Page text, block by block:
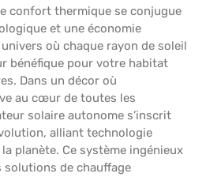
confort thermique se conjugue
et une économie
où chaque rayon de soleil
bénéfique pour votre habitat
Dans un décor où
au cœur de toutes les
solaire autonome s’inscrit
alliant technologie
planète. Ce système ingénieux
solutions de chauffage